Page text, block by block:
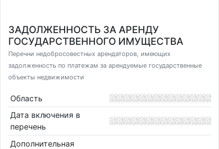
ЗАДОЛЖЕННОСТЬ ЗА АРЕНДУ
ГОСУДАРСТВЕННОГО ИМУЩЕСТВА
Перечни недобросовестных арендаторов, имеющих
задолженность по платежам за арендуемые государственные
объекты недвижимости
Область
Дата включения в
перечень
Дополнительная